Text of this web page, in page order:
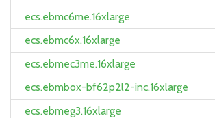
ecs.ebmc6me.16xlarge
ecs.ebmc6x.16xlarge
ecs.ebmec3me.16xlarge
ecs.ebmbox-bf62p2l2-inc.16xlarge
ecs.ebmeg3.16xlarge